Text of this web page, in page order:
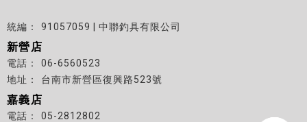
91057059 | 中聯釣具有限公司
新營店
06-6560523
台南市新營區復興路523號
嘉義店
05-2812802